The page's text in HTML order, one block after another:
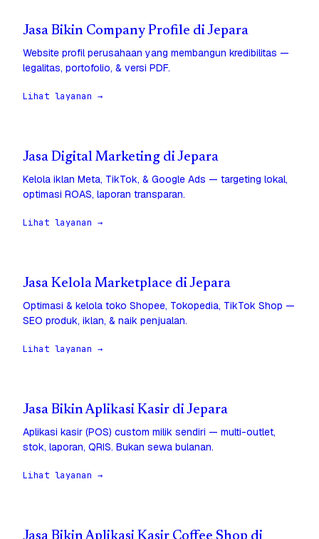
Jasa Bikin Company Profile di Jepara
Website profil perusahaan yang membangun kredibilitas —
legalitas, portofolio, & versi PDF.
Lihat layanan →
Jasa Digital Marketing di Jepara
Kelola iklan Meta, TikTok, & Google Ads — targeting lokal,
optimasi ROAS, laporan transparan.
Lihat layanan →
Jasa Kelola Marketplace di Jepara
Optimasi & kelola toko Shopee, Tokopedia, TikTok Shop —
SEO produk, iklan, & naik penjualan.
Lihat layanan →
Jasa Bikin Aplikasi Kasir di Jepara
Aplikasi kasir (POS) custom milik sendiri — multi-outlet,
stok, laporan, QRIS. Bukan sewa bulanan.
Lihat layanan →